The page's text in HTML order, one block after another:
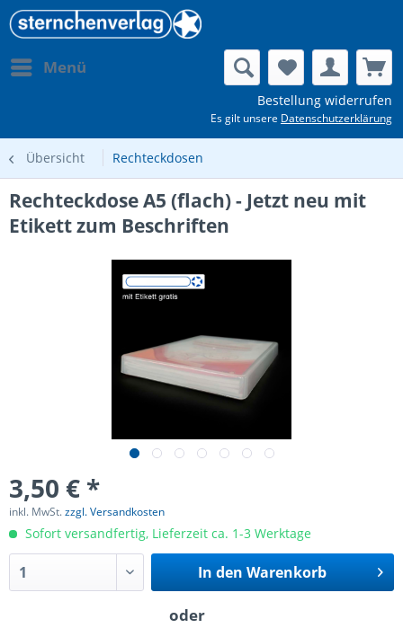
Menü
Bestellung widerrufen
Es gilt unsere Datenschutzerklärung
Übersicht Rechteckdosen
Rechteckdose A5 (flach) - Jetzt neu mit
Etikett zum Beschriften
3,50 € *
inkl. MwSt.zzgl. Versandkosten
Sofort versandfertig, Lieferzeit ca. 1-3 Werktage
In den Warenkorb